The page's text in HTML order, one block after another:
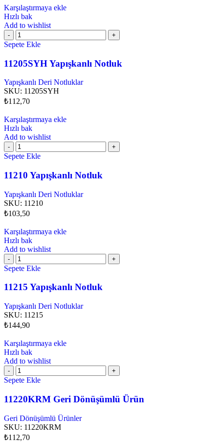
Karşılaştırmaya ekle
Hızlı bak
Add to wishlist
Sepete Ekle
11205SYH Yapışkanlı Notluk
Yapışkanlı Deri Notluklar
SKU: 11205SYH
₺112,70
Karşılaştırmaya ekle
Hızlı bak
Add to wishlist
Sepete Ekle
11210 Yapışkanlı Notluk
Yapışkanlı Deri Notluklar
SKU: 11210
₺103,50
Karşılaştırmaya ekle
Hızlı bak
Add to wishlist
Sepete Ekle
11215 Yapışkanlı Notluk
Yapışkanlı Deri Notluklar
SKU: 11215
₺144,90
Karşılaştırmaya ekle
Hızlı bak
Add to wishlist
Sepete Ekle
11220KRM Geri Dönüşümlü Ürün
Geri Dönüşümlü Ürünler
SKU: 11220KRM
₺112,70